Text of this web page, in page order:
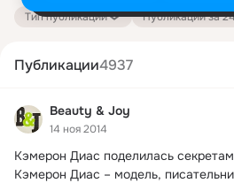
Тип публикации Публикации за
Публикации4937
Beauty & Joy
14 ноя 2014
Кэмерон Диас поделилась
Кэмерон Диас – модель,